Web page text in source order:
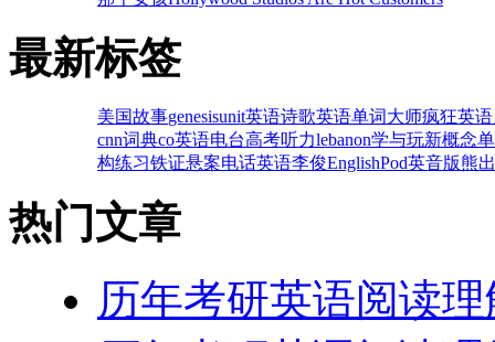
最新标签
美国故事genesisunit英语诗歌英语单词大师疯狂英语
cnn词典co英语电台高考听力lebanon学与玩新概念
构练习铁证悬案电话英语李俊EnglishPod英音版熊
热门文章
历年考研英语阅读理